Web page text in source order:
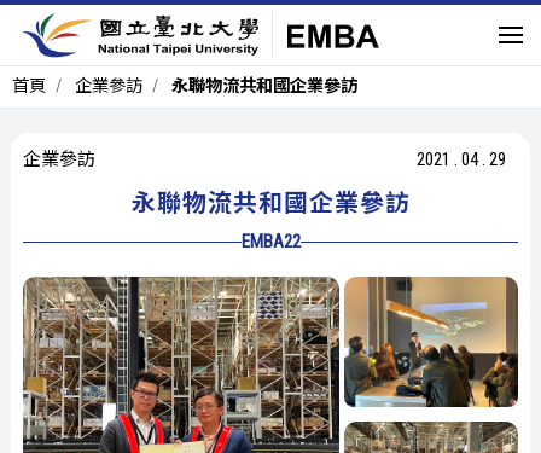
首頁 企業參訪 永聯物流共和國企業參訪
企業參訪 2021 .04.29
永聯物流共和國企業參訪
EMBA22